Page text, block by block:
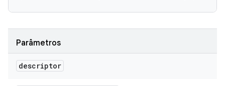
Parâmetros
descriptor